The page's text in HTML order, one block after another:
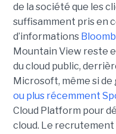
de la société que les
suffisamment pris en
d’informations
Mountain View reste
du cloud public,
Microsoft, même si de
ou plus récemment
Cloud Platform pour
cloud. Le recrutement